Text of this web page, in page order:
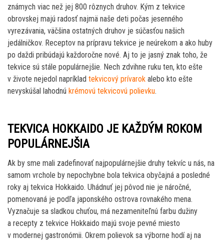
známych viac než jej 800 rôznych druhov. Kým z tekvice
obrovskej majú radosť najmä naše deti počas jesenného
vyrezávania, väčšina ostatných druhov je súčasťou našich
jedálničkov. Receptov na prípravu tekvice je neúrekom a ako huby
po daždi pribúdajú každoročne nové. Aj to je jasný znak toho, že
tekvice sú stále populárnejšie. Nech zdvihne ruku ten, kto ešte
v živote nejedol napríklad tekvicový prívarok alebo kto ešte
nevyskúšal lahodnú krémovú tekvicovú polievku.
TEKVICA HOKKAIDO JE KAŽDÝM ROKOM
POPULÁRNEJŠIA
Ak by sme mali zadefinovať najpopulárnejšie druhy tekvíc u nás, na
samom vrchole by nepochybne bola tekvica obyčajná a posledné
roky aj tekvica Hokkaido. Uhádnuť jej pôvod nie je náročné,
pomenovaná je podľa japonského ostrova rovnakého mena.
Vyznačuje sa sladkou chuťou, má nezameniteľnú farbu dužiny
a recepty z tekvice Hokkaido majú svoje pevné miesto
v modernej gastronómii. Okrem polievok sa výborne hodí aj na